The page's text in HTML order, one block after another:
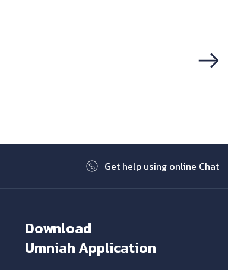
Get help using online Chat
Download
Umniah Application